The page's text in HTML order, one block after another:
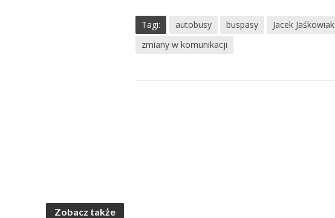
Tagi: autobusy buspasy Jacek Jaśkowiak
zmiany w komunikacji
Zobacz także